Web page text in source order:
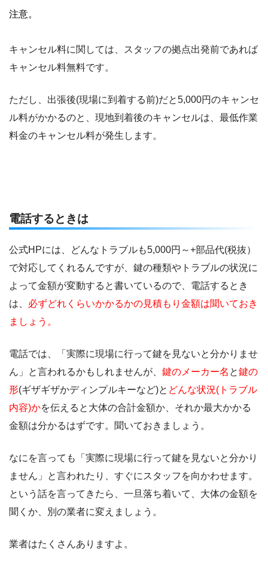
注意。
キャンセル料に関しては、スタッフの拠点出発前であれば
キャンセル料無料です。
ただし、出張後(現場に到着する前)だと5,000円のキャンセ
ル料がかかるのと、現地到着後のキャンセルは、最低作業
料金のキャンセル料が発生します。
電話するときは
公式HPには、どんなトラブルも5,000円～+部品代(税抜）
で対応してくれるんですが、鍵の種類やトラブルの状況に
よって金額が変動すると書いているので、電話するとき
は、 必ずどれくらいかかるかの見積もり金額は聞いておき
ましょう。
電話では、「実際に現場に行って鍵を見ないと分かりませ
ん」と言われるかもしれませんが、 鍵のメーカー名 と鍵の
形(ギザギザかディンプルキーなど)と どんな状況(トラブル
内容)かを伝えると大体の合計金額か、それか最大かかる
金額は分かるはずです。聞いておきましょう。
なにを言っても「実際に現場に行って鍵を見ないと分かり
ません」と言われたり、すぐにスタッフを向かわせます。
という話を言ってきたら、一旦落ち着いて、大体の金額を
聞くか、別の業者に変えましょう。
業者はたくさんありますよ。